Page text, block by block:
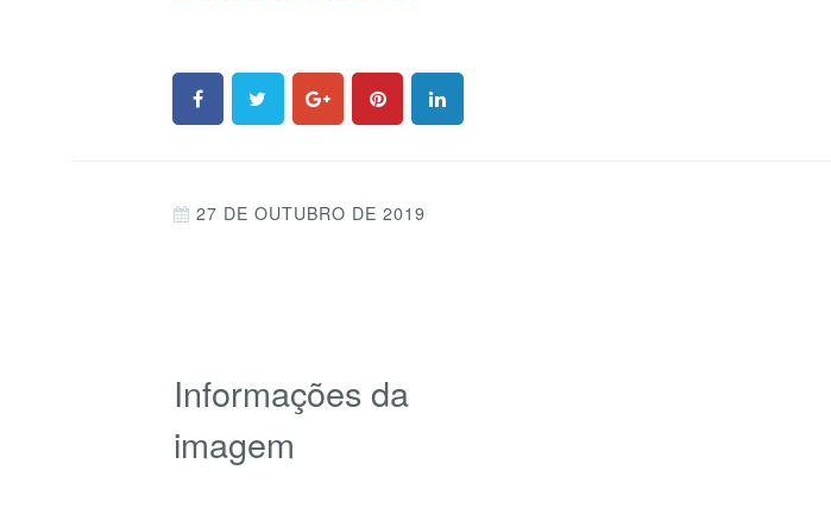
27 DE OUTUBRO DE 2019
Informações da
imagem